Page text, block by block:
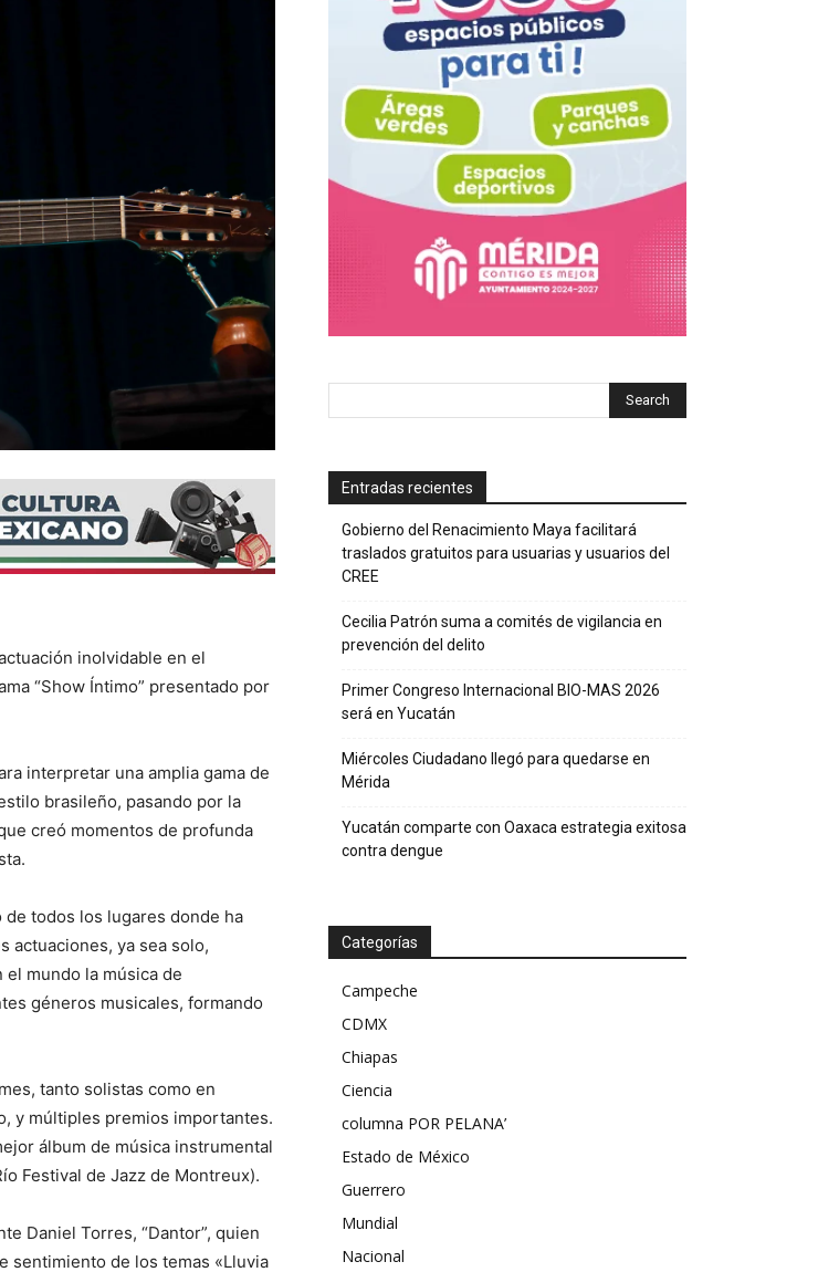
inolvidable en el
“Show Íntimo” presentado por
interpretar una amplia gama de
brasileño, pasando por la
creó momentos de profunda
de todos los lugares donde ha
actuaciones, ya sea solo,
mundo la música de
géneros musicales, formando
tanto solistas como en
y múltiples premios importantes.
álbum de música instrumental
Festival de Jazz de Montreux).
Daniel Torres, “Dantor”, quien
sentimiento de los temas «Lluvia
Entradas recientes
Gobierno del Renacimiento Maya facilitará
traslados gratuitos para usuarias y usuarios del
CREE
Cecilia Patrón suma a comités de vigilancia en
prevención del delito
Primer Congreso Internacional BIO-MAS 2026
será en Yucatán
Miércoles Ciudadano llegó para quedarse en
Mérida
Yucatán comparte con Oaxaca estrategia exitosa
contra dengue
Categorías
Campeche
CDMX
Chiapas
Ciencia
columna POR PELANA’
Estado de México
Guerrero
Mundial
Nacional